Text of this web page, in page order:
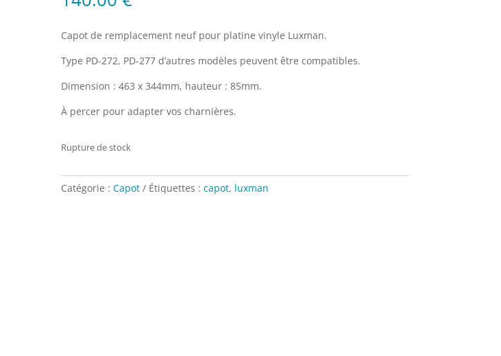
Capot de remplacement neuf pour platine vinyle Luxman.
Type PD-272, PD-277 d’autres modèles peuvent être compatibles.
Dimension : 463 x 344mm, hauteur : 85mm.
À percer pour adapter vos charnières.
Rupture de stock
Catégorie : Capot Étiquettes : capot, luxman